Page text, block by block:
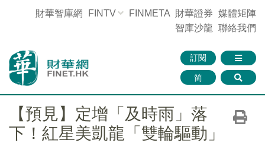
財華智庫網 FINTV FINMETA 財華證券 媒體矩陣
智庫沙龍 聯絡我們
訂閱
简
【預見】定增「及時雨」落
下！紅星美凱龍「雙輪驅動」